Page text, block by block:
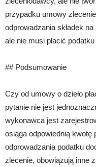
przypadku umowy
odprowadzania składek
ale nie musi płacić
## Podsumowanie
Czy od umowy o dzieło
pytanie nie jest
wykonawca jest
osiąga odpowiednią
odprowadzania podatku
zlecenie, obowiązują inne